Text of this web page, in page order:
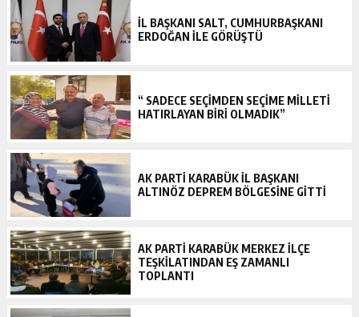
İL BAŞKANI SALT, CUMHURBAŞKANI
ERDOĞAN İLE GÖRÜŞTÜ
“ SADECE SEÇİMDEN SEÇİME MİLLETİ
HATIRLAYAN BİRİ OLMADIK”
AK PARTİ KARABÜK İL BAŞKANI
ALTINÖZ DEPREM BÖLGESİNE GİTTİ
AK PARTİ KARABÜK MERKEZ İLÇE
TEŞKİLATINDAN EŞ ZAMANLI
TOPLANTI